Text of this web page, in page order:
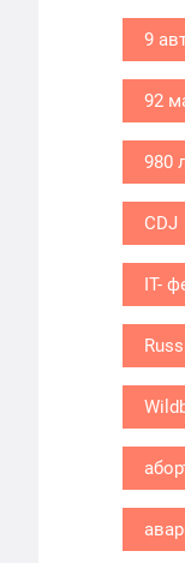
9
92
980
CDJ
IT-